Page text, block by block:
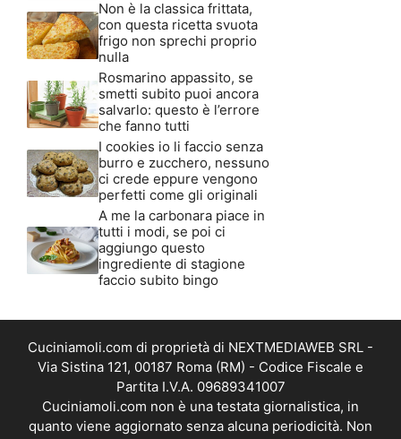
Non è la classica frittata,
con questa ricetta svuota
frigo non sprechi proprio
nulla
Rosmarino appassito, se
smetti subito puoi ancora
salvarlo: questo è l’errore
che fanno tutti
I cookies io li faccio senza
burro e zucchero, nessuno
ci crede eppure vengono
perfetti come gli originali
A me la carbonara piace in
tutti i modi, se poi ci
aggiungo questo
ingrediente di stagione
faccio subito bingo
Cuciniamoli.com di proprietà di NEXTMEDIAWEB SRL -
Via Sistina 121, 00187 Roma (RM) - Codice Fiscale e
Partita I.V.A. 09689341007
Cuciniamoli.com non è una testata giornalistica, in
quanto viene aggiornato senza alcuna periodicità. Non